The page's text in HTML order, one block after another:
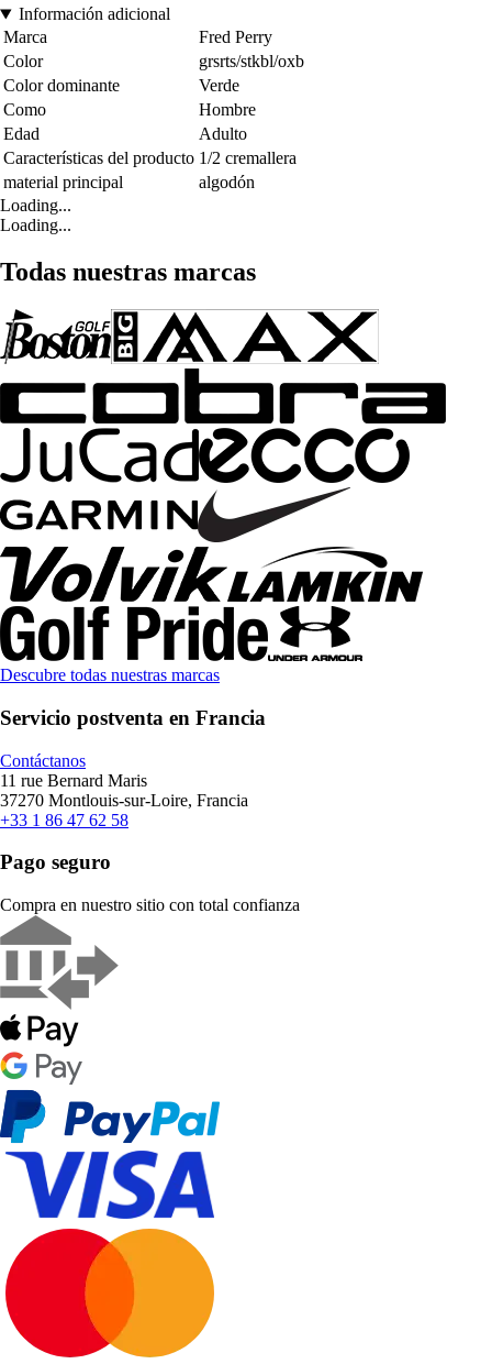
Información adicional
Marca
Fred Perry
Color
grsrts/stkbl/oxb
Color dominante
Verde
Como
Hombre
Edad
Adulto
Características del producto 1/2 cremallera
material principal
algodón
Loading...
Loading...
Todas nuestras marcas
Descubre todas nuestras marcas
Servicio postventa en Francia
Contáctanos
11 rue Bernard Maris
37270 Montlouis-sur-Loire, Francia
+33 1 86 47 62 58
Pago seguro
Compra en nuestro sitio con total confianza